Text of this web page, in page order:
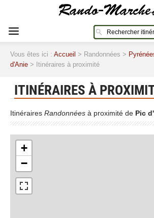
Vous êtes ici : Accueil > Randonnées >
d'Anie > Itinéraires à proximité
ITINÉRAIRES À
Itinéraires Randonnées à proximité de Pic
+
−